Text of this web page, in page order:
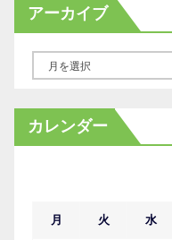
アーカイブ
カ
イ
カレンダー
月 火 水